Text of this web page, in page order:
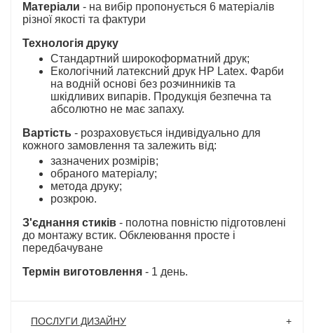
Матеріали - на вибір пропонується 6 матеріалів
різної якості та фактури
Технологія друку
Стандартний широкоформатний друк;
Екологічний латексний друк HP Latex. Фарби
на водній основі без розчинників та
шкідливих випарів. Продукція безпечна та
абсолютно не має запаху.
Вартість - розраховується індивідуально для
кожного замовлення та залежить від:
зазначених розмірів;
обраного матеріалу;
метода друку;
розкрою.
З'єднання стиків - полотна повністю підготовлені
до монтажу встик. Обклеювання просте і
передбачуване
Термін виготовлення - 1 день.
ПОСЛУГИ ДИЗАЙНУ